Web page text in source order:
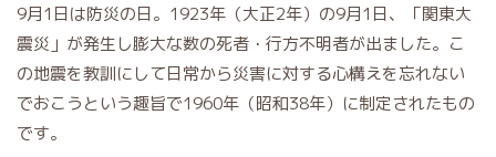
9月1日は防災の日。1923年（大正2年）の9月1日、「関東大
震災」が発生し膨大な数の死者・行方不明者が出ました。こ
の地震を教訓にして日常から災害に対する心構えを忘れない
でおこうという趣旨で1960年（昭和38年）に制定されたもの
です。